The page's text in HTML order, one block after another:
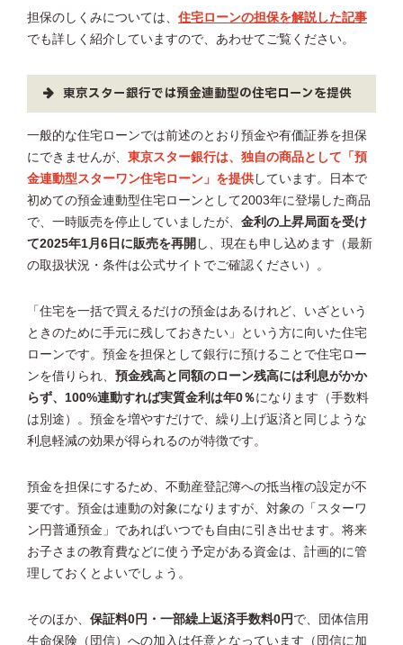
担保のしくみについては、 住宅ローンの担保を解説した記事
でも詳しく紹介していますので、あわせてご覧ください。
東京スター銀行では預金連動型の住宅ローンを提供
一般的な住宅ローンでは前述のとおり預金や有価証券を担保
にできませんが、 東京スター銀行は、独自の商品として「預
金連動型スターワン住宅ローン」を提供 しています。日本で
初めての預金連動型住宅ローンとして2003年に登場した商品
で、一時販売を停止していましたが、 金利の上昇局面を受け
て2025年1月6日に販売を再開 し、現在も申し込めます（最新
の取扱状況・条件は公式サイトでご確認ください）。
「住宅を一括で買えるだけの預金はあるけれど、いざという
ときのために手元に残しておきたい」という方に向いた住宅
ローンです。預金を担保として銀行に預けることで住宅ロー
ンを借りられ、 預金残高と同額のローン残高には利息がかか
らず、100%連動すれば実質金利は年0％になります（手数料
は別途）。預金を増やすだけで、繰り上げ返済と同じような
利息軽減の効果が得られるのが特徴です。
預金を担保にするため、不動産登記簿への抵当権の設定が不
要です。預金は連動の対象になりますが、対象の「スターワ
ン円普通預金」であればいつでも自由に引き出せます。将来
お子さまの教育費などに使う予定がある資金は、計画的に管
理しておくとよいでしょう。
そのほか、 保証料0円・一部繰上返済手数料0円 で、団体信用
生命保険（団信）への加入は任意となっています（団信に加